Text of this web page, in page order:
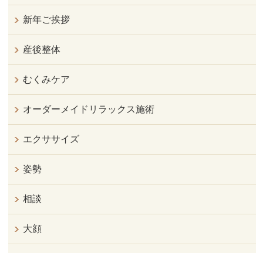
新年ご挨拶
産後整体
むくみケア
オーダーメイドリラックス施術
エクササイズ
姿勢
相談
大顔